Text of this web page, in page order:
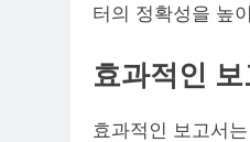
터의 정확성을 높
효과적인
효과적인 보고서